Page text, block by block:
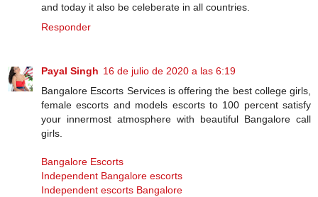
and today it also be celeberate in all countries.
Responder
Payal Singh 16 de julio de 2020 a las 6:19
Bangalore Escorts Services is offering the best college girls,
female escorts and models escorts to 100 percent satisfy
your innermost atmosphere with beautiful Bangalore call
girls.
Bangalore Escorts
Independent Bangalore escorts
Independent escorts Bangalore